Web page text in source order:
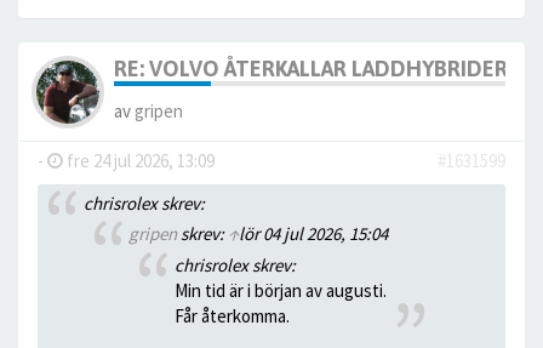
RE: VOLVO ÅTERKALLAR
av gripen
- fre 24 jul 2026, 13:09
#1631599
chrisrolex skrev:
gripenskrev: ↑lör 04 jul 2026, 15:04
chrisrolex skrev:
Min tid är i början av augusti.
Får återkomma.